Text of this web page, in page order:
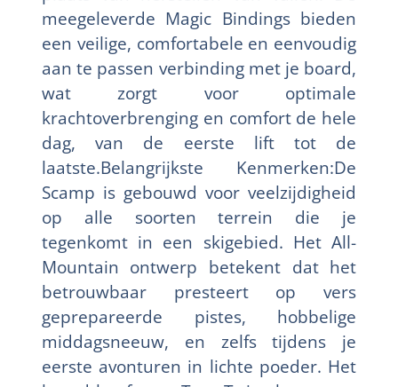
meegeleverde Magic Bindings bieden
een veilige, comfortabele en eenvoudig
aan te passen verbinding met je board,
wat zorgt voor optimale
krachtoverbrenging en comfort de hele
dag, van de eerste lift tot de
laatste.Belangrijkste Kenmerken:De
Scamp is gebouwd voor veelzijdigheid
op alle soorten terrein die je
tegenkomt in een skigebied. Het All-
Mountain ontwerp betekent dat het
betrouwbaar presteert op vers
geprepareerde pistes, hobbelige
middagsneeuw, en zelfs tijdens je
eerste avonturen in lichte poeder. Het